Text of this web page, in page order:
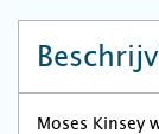
Moses Kinsey